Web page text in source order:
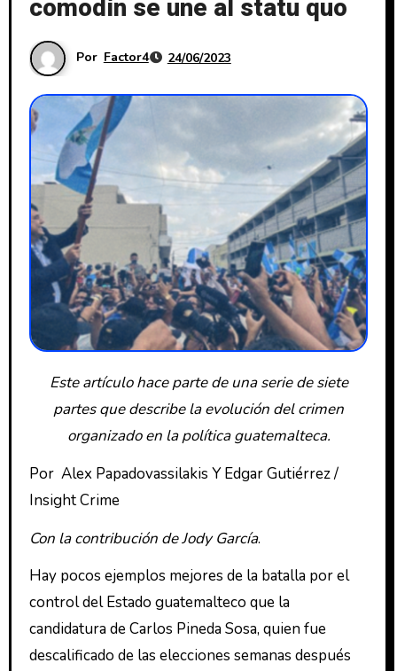
comodín se une al statu quo
Por Factor4 24/06/2023
Este artículo hace parte de una serie de siete
partes que describe la evolución del crimen
organizado en la política guatemalteca.
Por Alex Papadovassilakis Y Edgar Gutiérrez /
Insight Crime
Con la contribución deJody García.
Hay pocos ejemplos mejores de la batalla por el
control del Estado guatemalteco que la
candidatura de Carlos Pineda Sosa, quien fue
descalificado de las elecciones semanas después